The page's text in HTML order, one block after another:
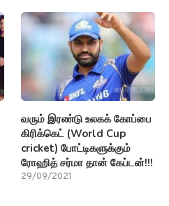
வரும் இரண்டு உலகக் கோப்பை
கிரிக்கெட் (World Cup
cricket) போட்டிகளுக்கும்
ரோஹித் சர்மா தான் கேப்டன்!!!
29/09/2021